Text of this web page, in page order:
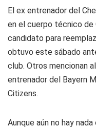
El ex entrenador del
en el cuerpo técnico de
candidato para
obtuvo este sábado
club. Otros mencionan
entrenador del Bayern
Citizens.
Aunque aún no hay